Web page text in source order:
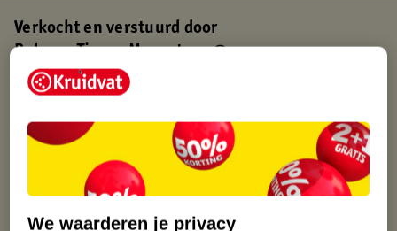
Verkocht en verstuurd door
Baby en Tiener Megastore
Binnen 1 werkdag verstuurd
Gratis retourneren via verkooppartner.
Gratis punten met je Kruidvat kaart
We waarderen je privacy